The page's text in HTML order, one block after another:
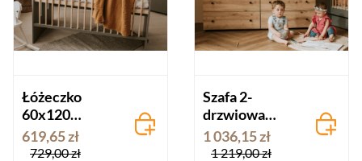
Łóżeczko
60x120
PAULINE
grafit-dąb
619,65 zł
729,00 zł
Szafa 2-
drzwiowa
PAULINE
grafit-dąb
1 036,15 zł
1 219,00 zł